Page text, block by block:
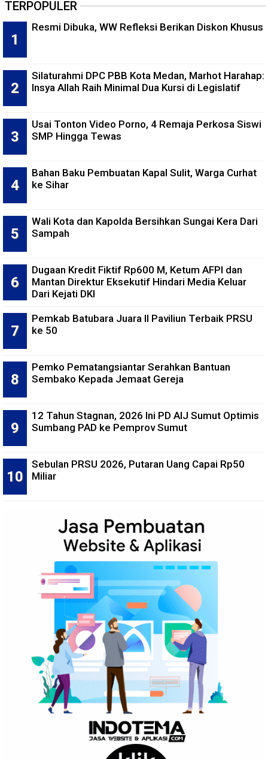
TERPOPULER
Resmi Dibuka, WW Refleksi Berikan Diskon Khusus
Silaturahmi DPC PBB Kota Medan, Marhot Harahap:
Insya Allah Raih Minimal Dua Kursi di Legislatif
Usai Tonton Video Porno, 4 Remaja Perkosa Siswi
SMP Hingga Tewas
Bahan Baku Pembuatan Kapal Sulit, Warga Curhat
ke Sihar
Wali Kota dan Kapolda Bersihkan Sungai Kera Dari
Sampah
Dugaan Kredit Fiktif Rp600 M, Ketum AFPI dan
Mantan Direktur Eksekutif Hindari Media Keluar
Dari Kejati DKI
Pemkab Batubara Juara II Paviliun Terbaik PRSU
ke 50
Pemko Pematangsiantar Serahkan Bantuan
Sembako Kepada Jemaat Gereja
12 Tahun Stagnan, 2026 Ini PD AIJ Sumut Optimis
Sumbang PAD ke Pemprov Sumut
Sebulan PRSU 2026, Putaran Uang Capai Rp50
Miliar